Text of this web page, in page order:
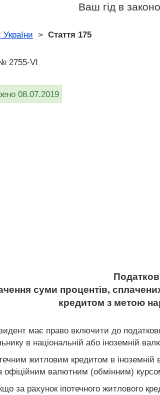
Ваш гід в
> Стаття 175
2755-VI
08.07.2019
суми процентів,
кредитом з метою
має право включити до
в національній або іноземній
житловим кредитом в
офіційним валютним (обмінним)
за рахунок іпотечного житлового